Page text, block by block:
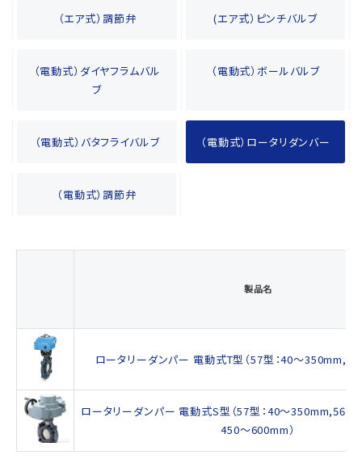
（エア式）調節弁 (エア式）ピンチバルブ
（電動式）ダイヤフラムバル
ブ
（電動式）ボールバルブ
（電動式）バタフライバルブ （電動式）ロータリダンバー
（電動式）調節弁
製品名
ロータリーダンパー 電動式T型（57型：40～350mm,56
ロータリーダンパー 電動式S型（57型：40～350mm,56型
450～600mm）